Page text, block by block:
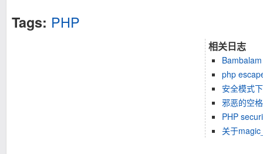
Tags: PHP
相关日志
php
安全模式
邪恶的空
PHP
关于